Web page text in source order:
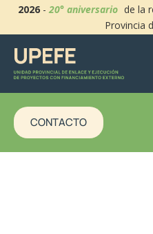
2026-20° aniversario de la
Provincia
CONTACTO